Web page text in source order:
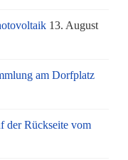
13. August
am Dorfplatz
der Rückseite vom